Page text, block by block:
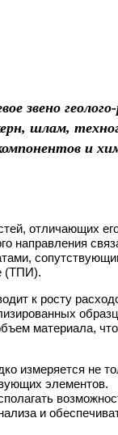
звено геолого-
шлам,
и
отличающих
направления
(ТПИ).
к росту
материала,
измеряется не
элементов.
и